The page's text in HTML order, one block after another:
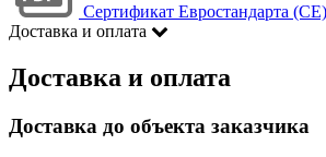
Сертификат Евростандарта (CE)
Доставка и оплата
Доставка и оплата
Доставка до объекта заказчика